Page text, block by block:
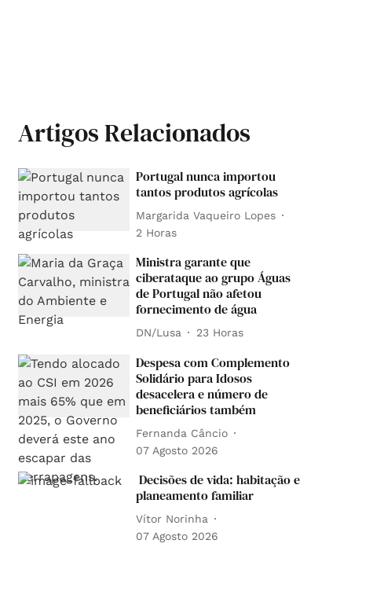
Artigos Relacionados
Portugal nunca importou
tantos produtos agrícolas
Margarida Vaqueiro Lopes
2 Horas
Ministra garante que
ciberataque ao grupo Águas
de Portugal não afetou
fornecimento de água
DN/Lusa 23 Horas
Despesa com Complemento
Solidário para Idosos
desacelera e número de
beneficiários também
Fernanda Câncio
07 Agosto 2026
Decisões de vida: habitação e
planeamento familiar
Vítor Norinha
07 Agosto 2026